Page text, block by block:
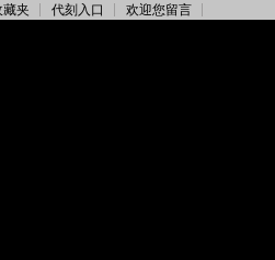
藏夹 代刻入口 欢迎您留言